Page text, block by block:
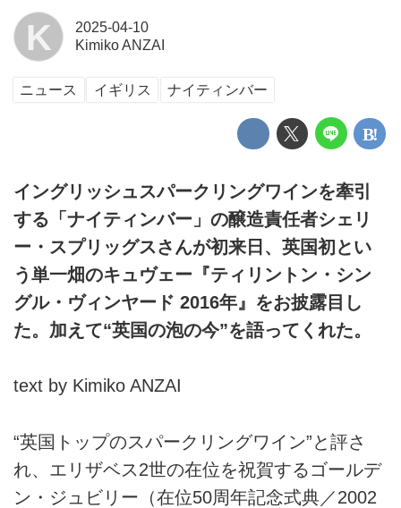
K
2025-04-10
Kimiko ANZAI
ニュース イギリス ナイティンバー
イングリッシュスパークリングワインを牽引
する「ナイティンバー」の醸造責任者シェリ
ー・スプリッグスさんが初来日、英国初とい
う単一畑のキュヴェー『ティリントン・シン
グル・ヴィンヤード 2016年』をお披露目し
た。加えて“英国の泡の今”を語ってくれた。
text by Kimiko ANZAI
“英国トップのスパークリングワイン”と評さ
れ、エリザベス2世の在位を祝賀するゴールデ
ン・ジュビリー（在位50周年記念式典／2002